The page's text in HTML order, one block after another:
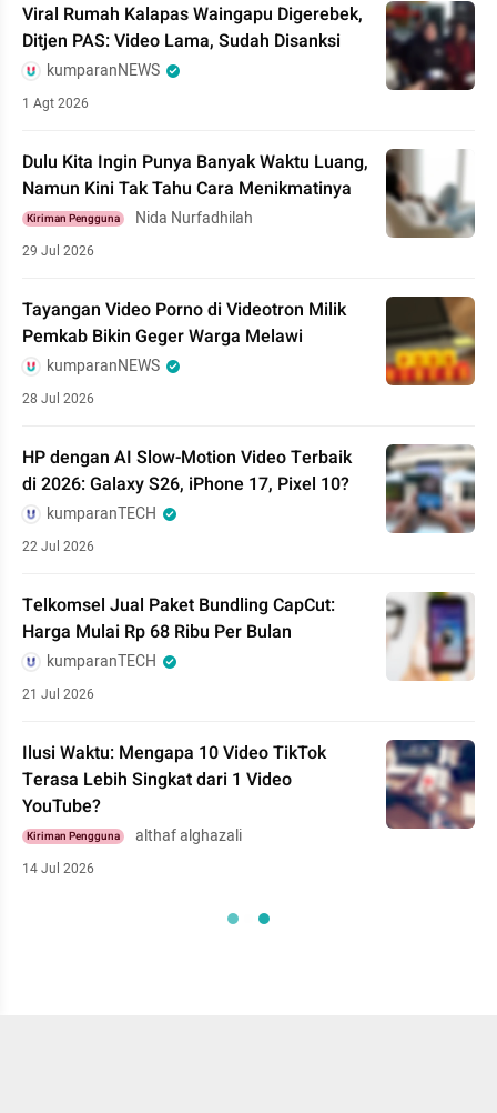
Viral Rumah Kalapas Waingapu Digerebek,
Ditjen PAS: Video Lama, Sudah Disanksi
kumparanNEWS
1 Agt 2026
Dulu Kita Ingin Punya Banyak Waktu Luang,
Namun Kini Tak Tahu Cara Menikmatinya
Kiriman Pengguna Nida Nurfadhilah
29 Jul 2026
Tayangan Video Porno di Videotron Milik
Pemkab Bikin Geger Warga Melawi
kumparanNEWS
28 Jul 2026
HP dengan AI Slow-Motion Video Terbaik
di 2026: Galaxy S26, iPhone 17, Pixel 10?
kumparanTECH
22 Jul 2026
Telkomsel Jual Paket Bundling CapCut:
Harga Mulai Rp 68 Ribu Per Bulan
kumparanTECH
21 Jul 2026
Ilusi Waktu: Mengapa 10 Video TikTok
Terasa Lebih Singkat dari 1 Video
YouTube?
Kiriman Pengguna althaf alghazali
14 Jul 2026